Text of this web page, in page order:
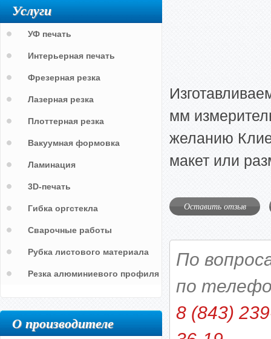
мм
желанию
макет или
Оставить отзыв
По
по
8 (843)
Услуги
УФ печать
Интерьерная печать
Фрезерная резка
Лазерная резка
Плоттерная резка
Вакуумная формовка
Ламинация
3D-печать
Гибка оргстекла
Сварочные работы
Рубка листового материала
Резка алюминиевого профиля
О производителе